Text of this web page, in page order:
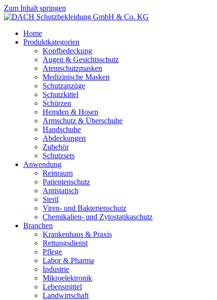
Zum Inhalt springen
Home
Produktkategorien
Kopfbedeckung
Augen & Gesichtsschutz
Atemschutzmasken
Medizinische Masken
Schutzanzüge
Schutzkittel
Schürzen
Hemden & Hosen
Armschutz & Überschuhe
Handschuhe
Abdeckungen
Zubehör
Schutzsets
Anwendung
Reinraum
Patientenschutz
Antistatisch
Steril
Viren- und Bakterienschutz
Chemikalien- und Zytostatikaschutz
Branchen
Krankenhaus & Praxis
Rettungsdienst
Pflege
Labor & Pharma
Industrie
Mikroelektronik
Lebensmittel
Landwirtschaft